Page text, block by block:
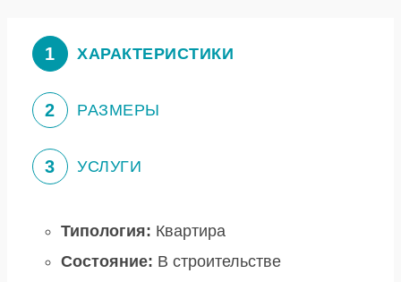
1 ХАРАКТЕРИСТИКИ
2 РАЗМЕРЫ
3 УСЛУГИ
Типология: Квартира
Состояние: В строительстве